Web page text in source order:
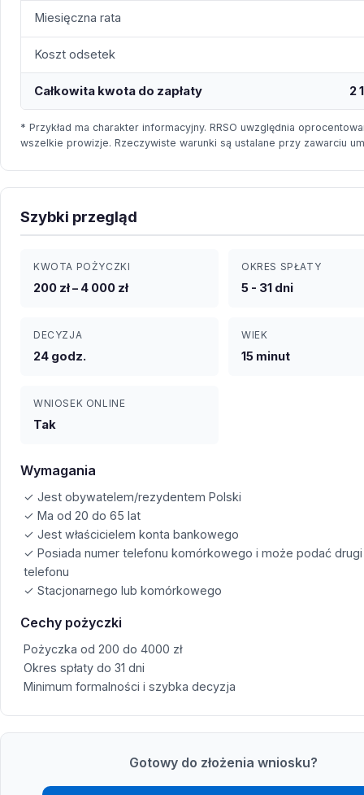
Miesięczna rata
Koszt odsetek
Całkowita kwota do zapłaty 2
* Przykład ma charakter informacyjny. RRSO uwzględnia
wszelkie prowizje. Rzeczywiste warunki są ustalane przy zawarciu
Szybki przegląd
KWOTA POŻYCZKI
200 zł – 4 000 zł
OKRES SPŁATY
5 - 31 dni
DECYZJA
24 godz.
WIEK
15 minut
WNIOSEK ONLINE
Tak
Wymagania
✓ Jest obywatelem/rezydentem Polski
✓ Ma od 20 do 65 lat
✓ Jest właścicielem konta bankowego
✓ Posiada numer telefonu komórkowego i może podać
telefonu
✓ Stacjonarnego lub komórkowego
Cechy pożyczki
Pożyczka od 200 do 4000 zł
Okres spłaty do 31 dni
Minimum formalności i szybka decyzja
Gotowy do złożenia wniosku?